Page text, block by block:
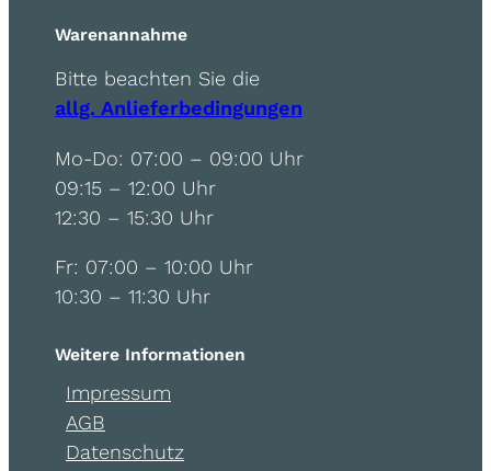
Warenannahme
Bitte beachten Sie die
allg. Anlieferbedingungen
Mo-Do: 07:00 – 09:00 Uhr
09:15 – 12:00 Uhr
12:30 – 15:30 Uhr
Fr: 07:00 – 10:00 Uhr
10:30 – 11:30 Uhr
Weitere Informationen
Impressum
AGB
Datenschutz